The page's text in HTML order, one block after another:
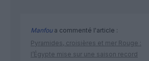
Manfoua commenté l'article :
Pyramides, croisières et mer Rouge :
l’Égypte mise sur une saison record